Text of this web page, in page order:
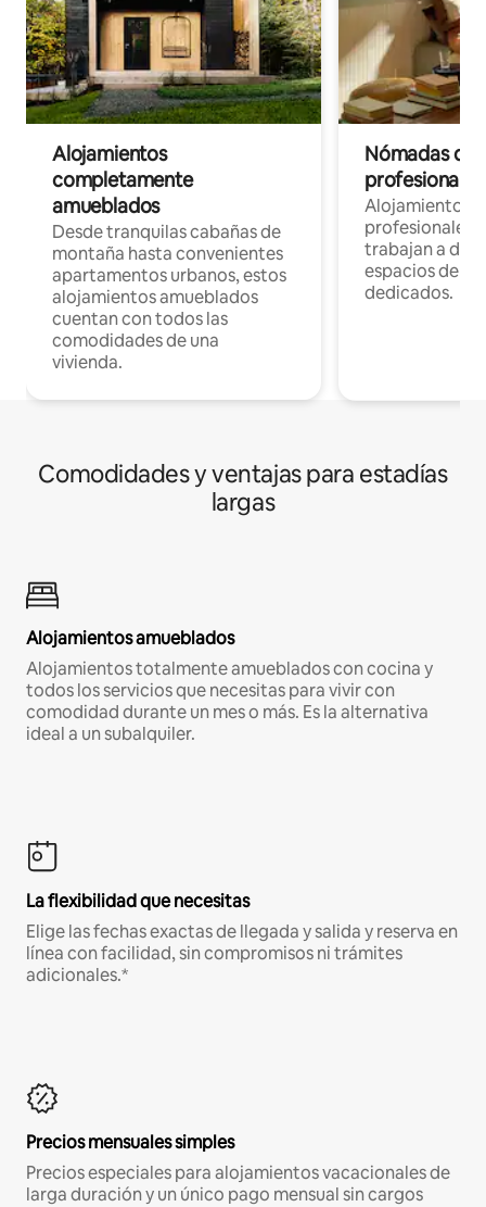
Alojamientos
completamente
amueblados
Desde tranquilas cabañas de
montaña hasta convenientes
apartamentos urbanos, estos
alojamientos amueblados
cuentan con todos las
comodidades de una
vivienda.
Nómadas
Alojamientos
profesionales
trabajan a
espacios de
dedicados.
Comodidades y ventajas para estadías
largas
Alojamientos amueblados
Alojamientos totalmente amueblados con cocina y
todos los servicios que necesitas para vivir con
comodidad durante un mes o más. Es la alternativa
ideal a un subalquiler.
La flexibilidad que necesitas
Elige las fechas exactas de llegada y salida y reserva en
línea con facilidad, sin compromisos ni trámites
adicionales.*
Precios mensuales simples
Precios especiales para alojamientos vacacionales de
larga duración y un único pago mensual sin cargos